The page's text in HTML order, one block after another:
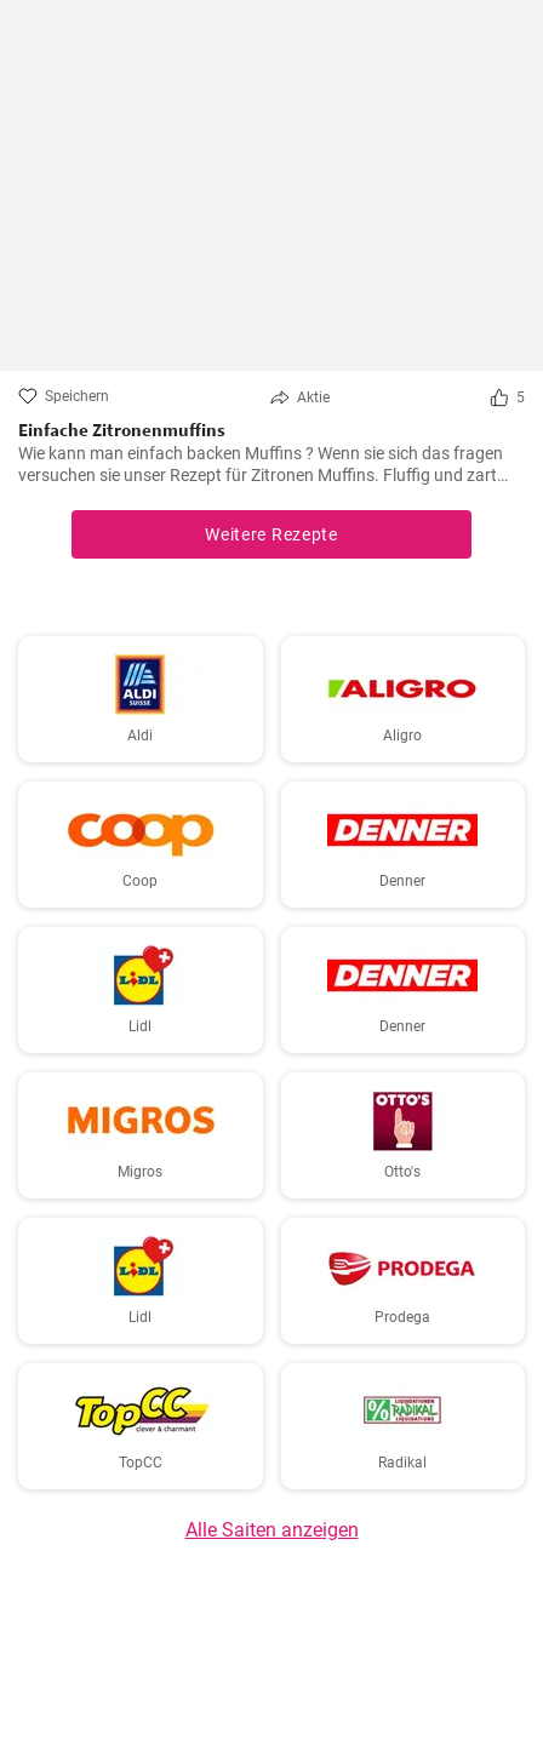
Speichern Aktie 5
Einfache Zitronenmuffins
Wie kann man einfach backen Muffins ? Wenn sie sich das fragen
versuchen sie unser Rezept für Zitronen Muffins. Fluffig und zart
Gäste werden sie lieben .
Weitere Rezepte
Aldi Aligro
Coop Denner
Lidl Denner
Migros Otto's
Lidl Prodega
TopCC Radikal
Alle Saiten anzeigen